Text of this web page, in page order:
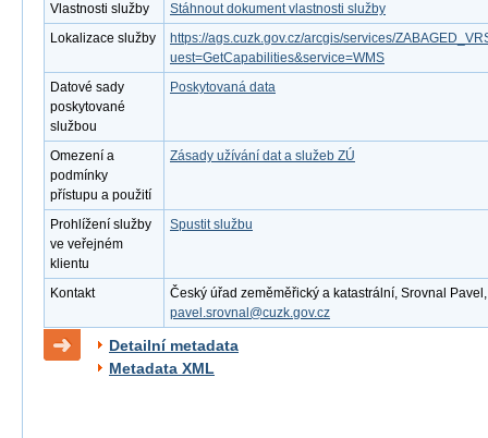
Vlastnosti služby
Stáhnout dokument vlastnosti služby
Lokalizace služby
https://ags.cuzk.gov.cz/arcgis/services/
uest=GetCapabilities&service=WMS
Datové sady
poskytované
službou
Poskytovaná data
Omezení a
podmínky
přístupu a použití
Zásady užívání dat a služeb ZÚ
Prohlížení služby
ve veřejném
klientu
Spustit službu
Kontakt
Český úřad zeměměřický a katastrální, Srovnal
pavel.srovnal@cuzk.gov.cz
Detailní metadata
Metadata XML